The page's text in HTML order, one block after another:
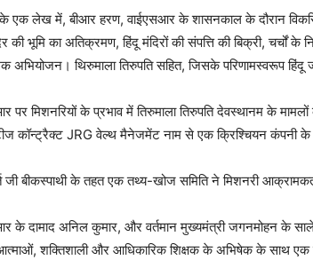
एक लेख में, बीआर हरण, वाईएसआर के शासनकाल के दौरान
की भूमि का अतिक्रमण, हिंदू मंदिरों की संपत्ति की बिक्री, चर्चों के
अभियोजन। थिरुमाला तिरुपति सहित, जिसके परिणामस्वरूप
पर मिशनरियों के प्रभाव में तिरुमाला तिरुपति देवस्थानम के
कॉन्ट्रैक्ट JRG वेल्थ मैनेजमेंट नाम से एक क्रिश्चियन कंपनी के
जी बीकस्पाथी के तहत एक तथ्य-खोज समिति ने मिशनरी
के दामाद अनिल कुमार, और वर्तमान मुख्यमंत्री जगनमोहन के
शक्तिशाली और आधिकारिक शिक्षक के अभिषेक के साथ एक